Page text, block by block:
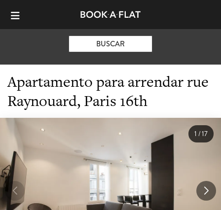
BUSCAR
Apartamento para arrendar rue
Raynouard, Paris 16th
1/17